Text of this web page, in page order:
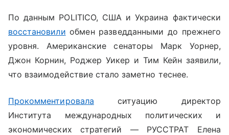
По данным POLITICO, США и Украина фактически
восстановили обмен разведданными до прежнего
уровня. Американские сенаторы Марк Уорнер,
Джон Корнин, Роджер Уикер и Тим Кейн заявили,
что взаимодействие стало заметно теснее.
Прокомментировала ситуацию директор
Института международных политических и
экономических стратегий — РУССТРАТ Елена